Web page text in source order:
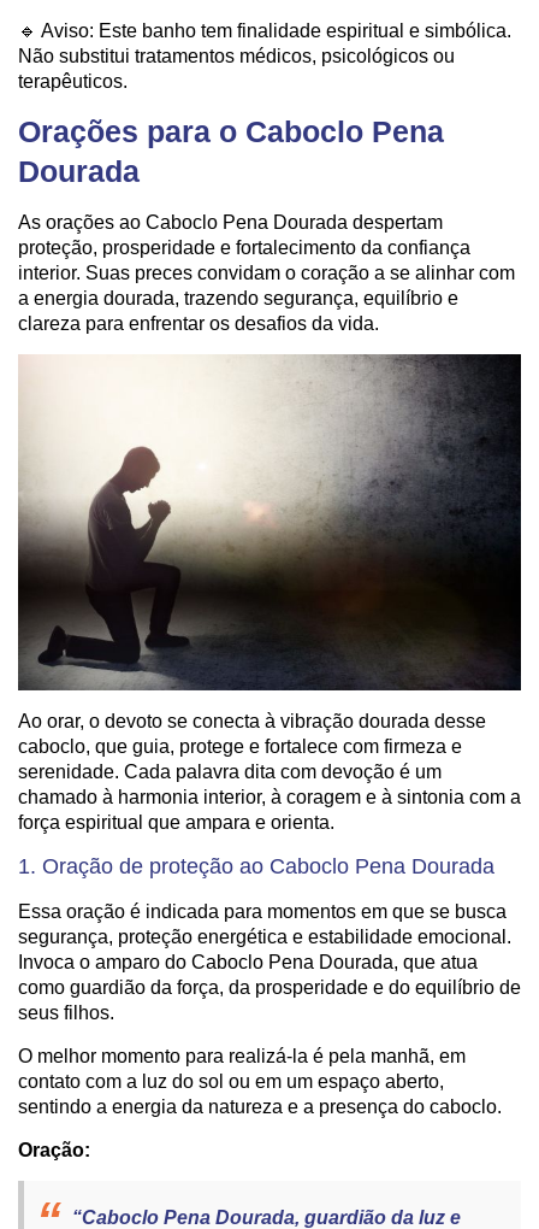
🔹 Aviso: Este banho tem finalidade espiritual e simbólica.
Não substitui tratamentos médicos, psicológicos ou
terapêuticos.
Orações para o Caboclo Pena
Dourada
As orações ao Caboclo Pena Dourada despertam
proteção, prosperidade e fortalecimento da confiança
interior. Suas preces convidam o coração a se alinhar com
a energia dourada, trazendo segurança, equilíbrio e
clareza para enfrentar os desafios da vida.
Ao orar, o devoto se conecta à vibração dourada desse
caboclo, que guia, protege e fortalece com firmeza e
serenidade. Cada palavra dita com devoção é um
chamado à harmonia interior, à coragem e à sintonia com a
força espiritual que ampara e orienta.
1. Oração de proteção ao Caboclo Pena Dourada
Essa oração é indicada para momentos em que se busca
segurança, proteção energética e estabilidade emocional.
Invoca o amparo do Caboclo Pena Dourada, que atua
como guardião da força, da prosperidade e do equilíbrio de
seus filhos.
O melhor momento para realizá-la é pela manhã, em
contato com a luz do sol ou em um espaço aberto,
sentindo a energia da natureza e a presença do caboclo.
Oração:
“Caboclo Pena Dourada, guardião da luz e